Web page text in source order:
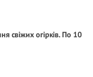
свіжих огірків. По 10